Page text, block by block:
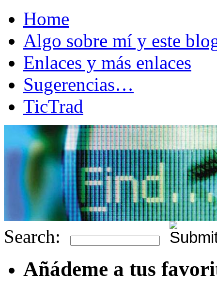
Home
Algo sobre mí y este
Enlaces y más enlaces
Sugerencias…
TicTrad
Search:
Añádeme a tus